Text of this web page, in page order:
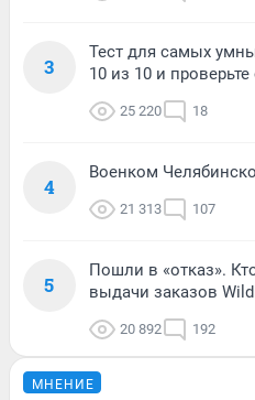
3
Тест для самых
10 из 10 и
25 220 18
4
Военком
21 313 107
5
Пошли в «отказ».
выдачи заказов
20 892 192
МНЕНИЕ